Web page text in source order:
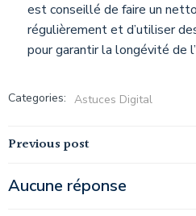
est conseillé de faire un
régulièrement et d’utiliser
pour garantir la longévité de
Categories: Astuces Digital
Navigation
de
Previous post
Aucune réponse